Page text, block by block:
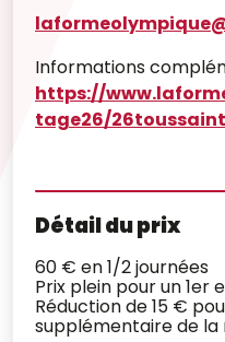
Informations
https://
tage26/
Détail du prix
60 € en 1/2 journées
Prix plein pour un 1er
Réduction de 15 €
supplémentaire de la